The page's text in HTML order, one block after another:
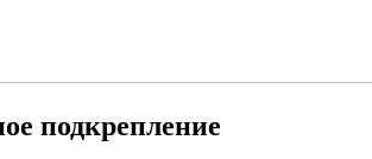
подкрепление